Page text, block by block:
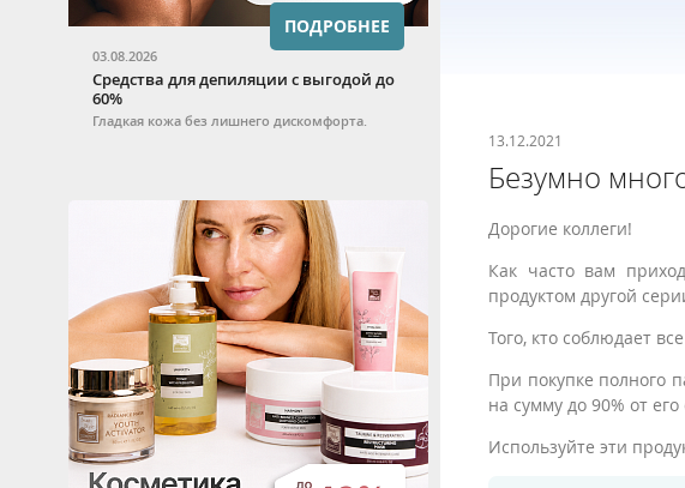
03.08.2026
Средства для депиляции с выгодой до
60%
Гладкая кожа без лишнего дискомфорта.
ПОДРОБНЕЕ
13.12.2021
Безумно
Дорогие коллеги!
Как часто вам
продуктом другой
Того, кто соблюдает
При покупке полного
на сумму до 90% от
Используйте эти